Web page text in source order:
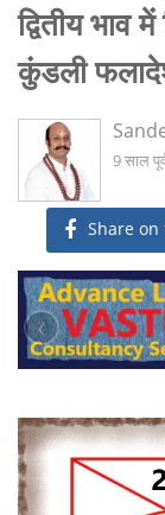
द्वितीय भाव
कुंडली
9 साल
Share on
‹